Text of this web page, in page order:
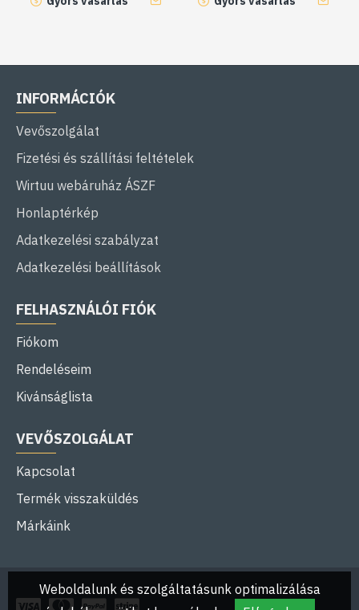
INFORMÁCIÓK
Vevőszolgálat
Fizetési és szállítási feltételek
Wirtuu webáruház ÁSZF
Honlaptérkép
Adatkezelési szabályzat
Adatkezelési beállítások
FELHASZNÁLÓI FIÓK
Fiókom
Rendeléseim
Kivánságlista
VEVŐSZOLGÁLAT
Kapcsolat
Termék visszaküldés
Márkáink
Weboldalunk és szolgáltatásunk optimalizálása